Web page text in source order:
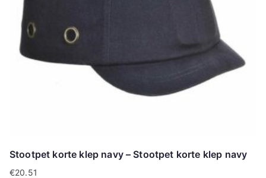
Stootpet korte klep navy – Stootpet korte klep navy
€20.51